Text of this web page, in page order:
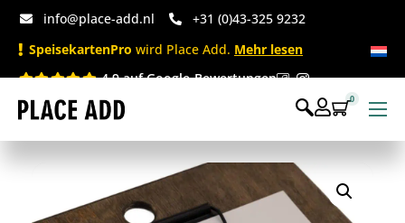
info@place-add.nl
+31 (0)43-325 9232
SpeisekartenPro wird Place Add. Mehr lesen
4.9 auf Google-Bewertungen
Speisekarten
Bedruckte Einwegartikel
0